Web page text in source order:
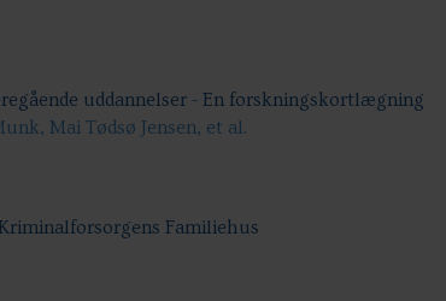
uddannelser - En forskningskortlægning
Mai Tødsø Jensen, et al.
Familiehus